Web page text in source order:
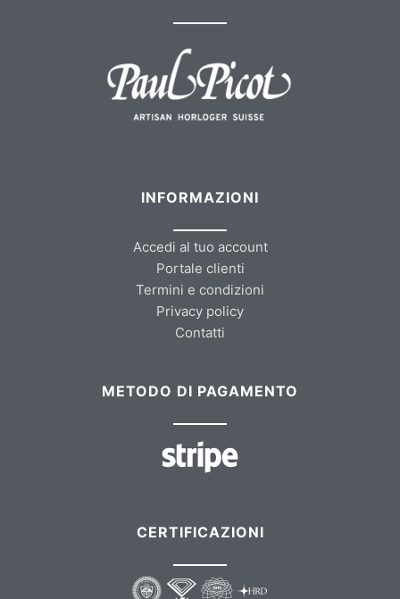
INFORMAZIONI
Accedi al tuo account
Portale clienti
Termini e condizioni
Privacy policy
Contatti
METODO DI PAGAMENTO
CERTIFICAZIONI